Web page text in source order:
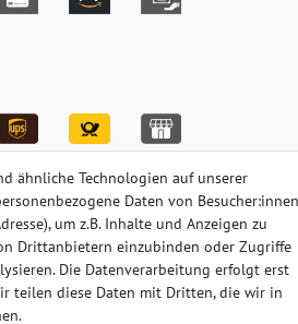
AGB
Widerrufs­recht Kontakt
ähnliche Technologien auf unserer
Daten von Besucher:innen
um z.B. Inhalte und Anzeigen zu
Drittanbietern einzubinden oder Zugriffe
Die Datenverarbeitung erfolgt erst
teilen diese Daten mit Dritten, die wir in